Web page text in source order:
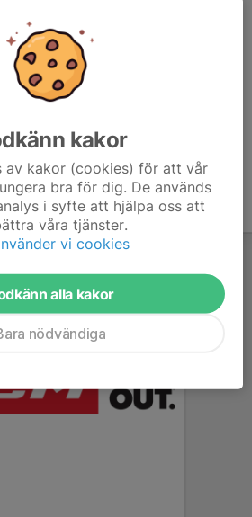
kakor
av kakor (cookies) för att vår
bra för dig. De används
i syfte att hjälpa oss att
våra tjänster.
vi cookies
alla kakor
nödvändiga